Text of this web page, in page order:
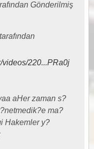
Gönderilmiş
videos/220...PRa0j
aHer zaman s?
ma?
Hakemler y?